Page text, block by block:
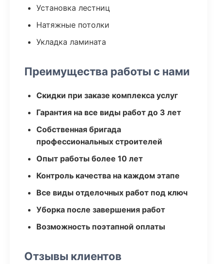
Установка лестниц
Натяжные потолки
Укладка ламината
Преимущества работы с нами
Скидки при заказе комплекса услуг
Гарантия на все виды работ до 3 лет
Собственная бригада
профессиональных строителей
Опыт работы более 10 лет
Контроль качества на каждом этапе
Все виды отделочных работ под ключ
Уборка после завершения работ
Возможность поэтапной оплаты
Отзывы клиентов